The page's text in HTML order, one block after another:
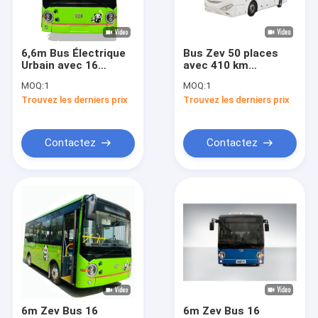
Visite de l'usine
Contrôle de la qualité
Les affaires
Demandez un devis
Zev Bus
Autobus électrique de ville
6,6m Bus Électrique
Urbain avec 16
Vitesse Maximale de
69 km/h pour un
MOQ:1
Trouvez les derniers prix
Contactez
Bus Zev 50 places
avec 410 km
batterie de 238,06
kWh pour le
longue distance
MOQ:1
Trouvez les derniers prix
Contactez
6m Zev Bus 16
6m Zev Bus 16